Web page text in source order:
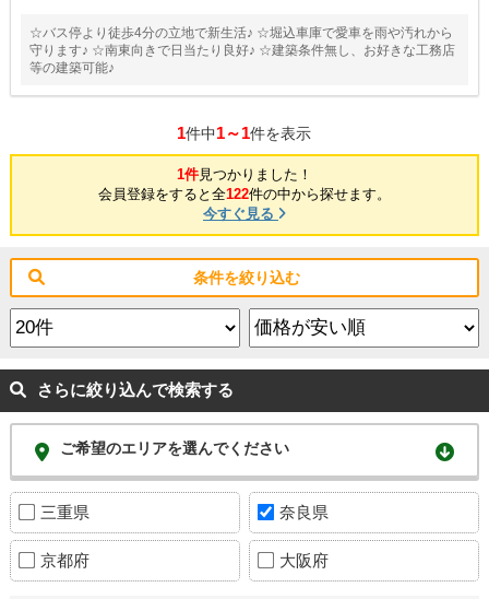
☆バス停より徒歩4分の立地で新生活♪ ☆堀込車庫で愛車を雨や汚れから
守ります♪ ☆南東向きで日当たり良好♪ ☆建築条件無し、お好きな工務店
等の建築可能♪
1件中1～1件を表示
1件見つかりました！
会員登録をすると全122件の中から探せます。
今すぐ見る
条件を絞り込む
さらに絞り込んで検索する
ご希望のエリアを選んでください
三重県 奈良県
京都府 大阪府